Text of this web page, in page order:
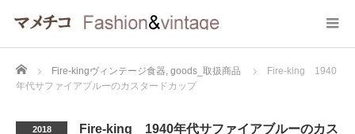
Home Fire-kingヴィンテージ食器, goods_取扱商品
Fire-king 1940
年代サファイアブルーのカスタードカップ
2018
Fire-king 1940年代サファイアブルーのカス